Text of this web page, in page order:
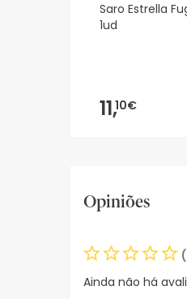
Saro Estrella
1ud
11,10€
Opiniões
Ainda não há